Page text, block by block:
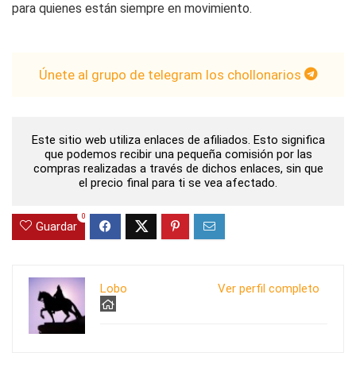
para quienes están siempre en movimiento.
Únete al grupo de telegram los chollonarios
Este sitio web utiliza enlaces de afiliados. Esto significa
que podemos recibir una pequeña comisión por las
compras realizadas a través de dichos enlaces, sin que
el precio final para ti se vea afectado.
Guardar
0
Ver perfil completo
Lobo